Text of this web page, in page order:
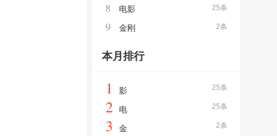
25条
8 电影
2条
9 金刚
本月排行
25条
1 影
25条
2 电
2条
3 金